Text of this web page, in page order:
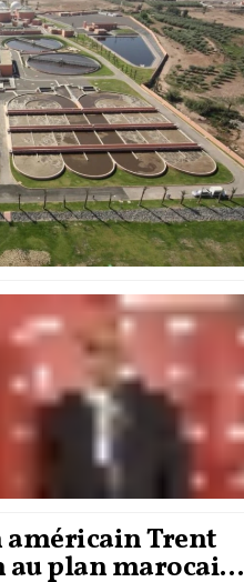
américain Trent
plan marocain